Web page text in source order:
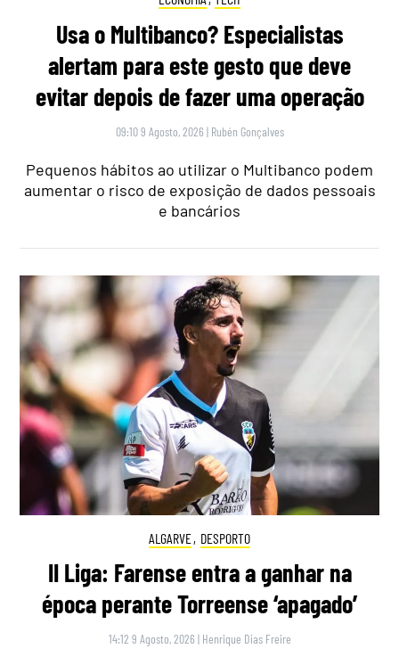
Usa o Multibanco? Especialistas
alertam para este gesto que deve
evitar depois de fazer uma operação
09:10 9 Agosto, 2026 | Rubén Gonçalves
Pequenos hábitos ao utilizar o Multibanco podem
aumentar o risco de exposição de dados pessoais
e bancários
ALGARVE, DESPORTO
II Liga: Farense entra a ganhar na
época perante Torreense ‘apagado’
14:12 9 Agosto, 2026 | Henrique Dias Freire